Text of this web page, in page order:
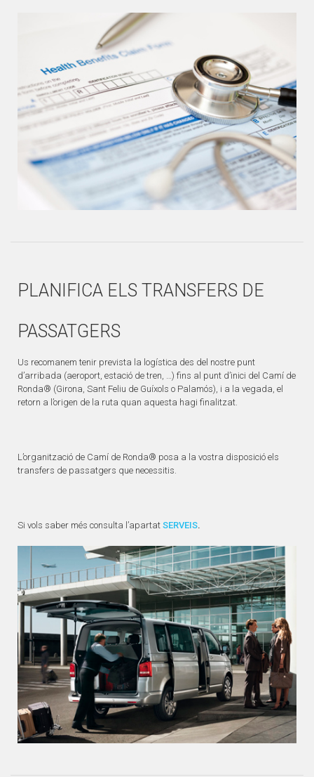
PLANIFICA ELS TRANSFERS DE
PASSATGERS
Us recomanem tenir prevista la logística des del nostre punt
d’arribada (aeroport, estació de tren, …) fins al punt d’inici del Camí de
Ronda® (Girona, Sant Feliu de Guíxols o Palamós), i a la vegada, el
retorn a l’origen de la ruta quan aquesta hagi finalitzat.
L’organització de Camí de Ronda® posa a la vostra disposició els
transfers de passatgers que necessitis.
Si vols saber més consulta l’apartat SERVEIS.